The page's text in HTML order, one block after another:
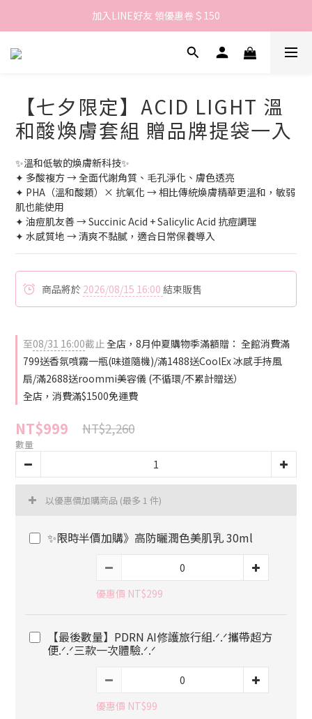
歡迎來到LAMBENCY 💓 註冊會員享＄100購物金！
加入LINE好友 領優惠卷＄150
歡迎來到LAMBENCY 💓 註冊會員享＄100購物金！
【七夕限定】ACID LIGHT 溫
和酸煥膚套組 贈品牌提袋一入
✨溫和低敏的煥膚新科技✨
✦ 多酸複方 → 全面代謝角質、毛孔淨化、膚色透亮
✦ PHA（溫和酸類）× 抗氧化 → 相比傳統煥膚精華更溫和，敏弱
肌也能使用
✦ 油痘肌友善 → Succinic Acid + Salicylic Acid 抗痘調理
✦ 水感質地 → 清爽不黏膩，適合日常保養導入
商品將於 2026/08/15 16:00 結束販售
至08/31 16:00截止全店，8月仲夏購物季滿額贈： 全館消費滿
799送香氛噴霧一瓶(味道隨機)/滿1488送CoolEx 冰感手持風
扇/滿2688送roommi美容儀 (不循環/不累計贈送）
全店，消費滿$1500免運費
NT$999 NT$2,260
數量
以優惠價加購商品 (最多 1 件)
✨限時半價加購》高防曬潤色美肌乳 30ml
優惠價 NT$299
【最後數量】PDRN AI修護旅行組.ᐟ.ᐟ攜帶超方
便.ᐟ.ᐟ三款一次體驗.ᐟ.ᐟ
優惠價 NT$99